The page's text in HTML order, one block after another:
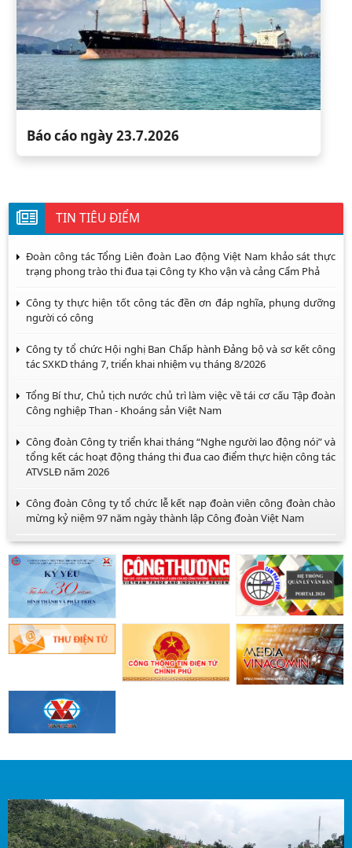
Báo cáo ngày 23.7.2026
TIN TIÊU ĐIỂM
Đoàn công tác Tổng Liên đoàn Lao động Việt Nam khảo sát thực
trạng phong trào thi đua tại Công ty Kho vận và cảng Cẩm Phả
Công ty thực hiện tốt công tác đền ơn đáp nghĩa, phụng dưỡng
người có công
Công ty tổ chức Hội nghị Ban Chấp hành Đảng bộ và sơ kết công
tác SXKD tháng 7, triển khai nhiệm vụ tháng 8/2026
Tổng Bí thư, Chủ tịch nước chủ trì làm việc về tái cơ cấu Tập đoàn
Công nghiệp Than - Khoáng sản Việt Nam
Công đoàn Công ty triển khai tháng “Nghe người lao động nói” và
tổng kết các hoạt động tháng thi đua cao điểm thực hiện công tác
ATVSLĐ năm 2026
Công đoàn Công ty tổ chức lễ kết nạp đoàn viên công đoàn chào
mừng kỷ niệm 97 năm ngày thành lập Công đoàn Việt Nam